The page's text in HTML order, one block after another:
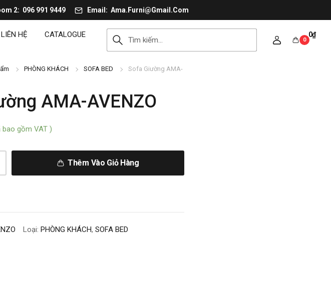
2 096 991 9449 Email Ama.Furni@Gmail.Com
LIÊN HỆ CATALOGUE 0₫
0
PHÒNG KHÁCH SOFA BED
Sofa Giường AMA-
AMA-AVENZO
bao gồm VAT )
Thêm Vào Giỏ Hàng
Loại: PHÒNG KHÁCH, SOFA BED